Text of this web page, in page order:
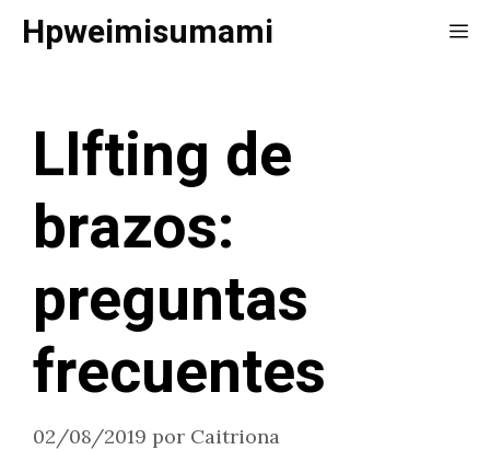
SaltarHpweimisumami
LIfting de
brazos:
preguntas
frecuentes
02/08/2019 por Caitriona